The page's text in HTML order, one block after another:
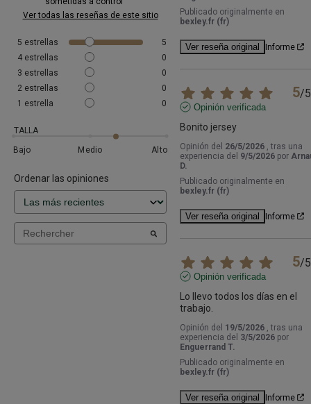
Ver todas las reseñas de este sitio
5 estrellas
5
4 estrellas
0
3 estrellas
0
2 estrellas
0
1 estrella 0
TALLA
Bajo
Medio Alto
Ordenar las opiniones
Publicado originalmente en
bexley.fr (fr)
Ver reseña original Informe
5/5
Opinión verificada
Bonito jersey
Opinión del 26/5/2026 , tras una
experiencia del 9/5/2026 por
D.
Publicado originalmente en
bexley.fr (fr)
Ver reseña original Informe
5/5
Opinión verificada
Lo llevo todos los días en el
trabajo.
Opinión del 19/5/2026 , tras una
experiencia del 3/5/2026 por
Enguerrand T.
Publicado originalmente en
bexley.fr (fr)
Ver reseña original Informe